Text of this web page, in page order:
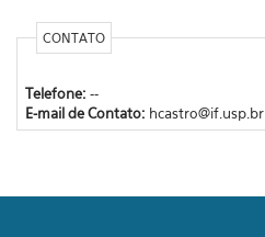
CONTATO
Telefone: --
E-mail de Contato: hcastro@if.usp.br